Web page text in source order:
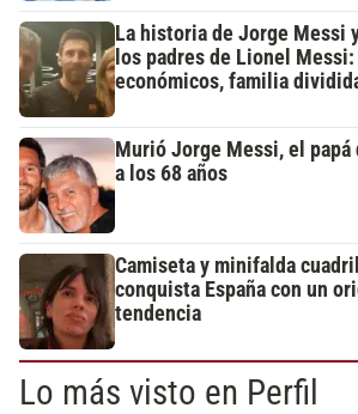
La historia de Jorge Messi
los padres de Lionel
económicos, familia
Murió Jorge Messi, el
a los 68 años
Camiseta y minifalda
conquista España con un
tendencia
Lo más visto en Perfil